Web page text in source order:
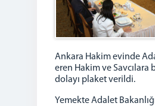
Ankara Hakim evinde
eren Hakim ve Savcılara
dolayı plaket verildi.
Yemekte Adalet